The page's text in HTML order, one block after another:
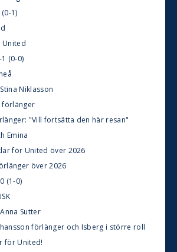
1)
United
(0-0)
Niklasson
förlänger
"Vill fortsätta den här resan"
Emina
för United över 2026
över 2026
(1-0)
Sutter
förlänger och Isberg i större roll
för United!